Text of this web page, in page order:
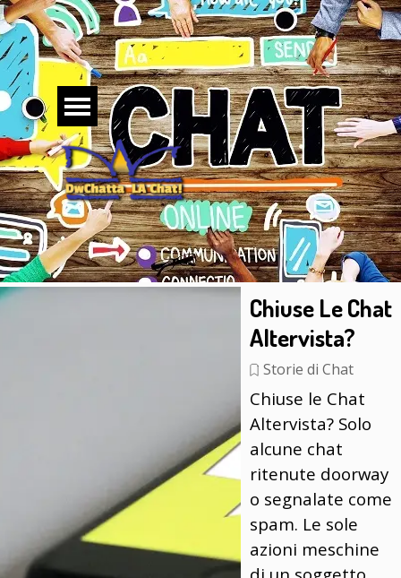
Vai ai contenuti
Salta menù
Chiuse Le Chat
Altervista?
Storie di Chat
Chiuse le Chat
Altervista? Solo
alcune chat
ritenute doorway
o segnalate come
spam. Le sole
azioni meschine